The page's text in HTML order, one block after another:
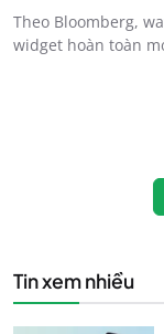
Theo Bloomberg,
widget hoàn toàn
Tin xem nhiều